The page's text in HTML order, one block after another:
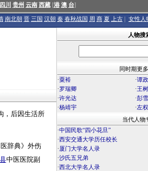
四川 贵州 云南 西藏[港 澳 台]
南北朝 晋 三国 汉朝 秦 春秋战国 周 商 夏 上古 女性人
，后因生活所
辞典》外伤
中医医院副
人物搜
同时期更
·粟裕 ·谭政
·罗瑞卿 ·王
·许光达 ·彭
·杨靖宇 ·左权
当代人物
·中国民歌“四小花旦”
·西安交通大学历任校长
·厦门大学名人录
·沙氏五兄弟
·西北大学名人录